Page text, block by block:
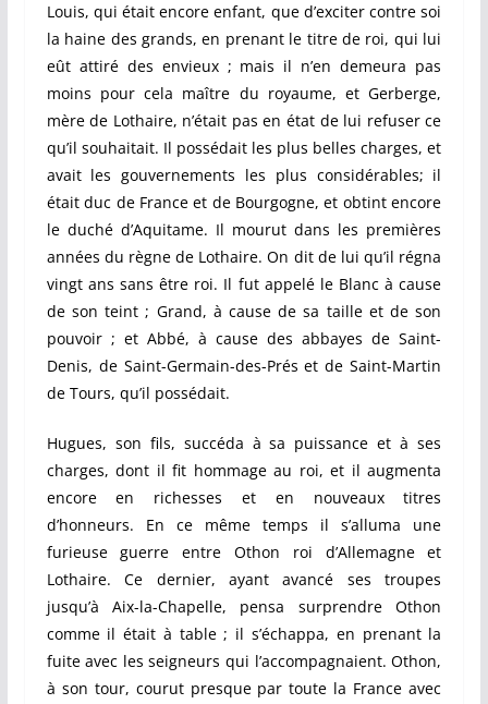
Louis, qui était encore enfant, que d’exciter contre soi
la haine des grands, en prenant le titre de roi, qui lui
eût attiré des envieux ; mais il n’en demeura pas
moins pour cela maître du royaume, et Gerberge,
mère de Lothaire, n’était pas en état de lui refuser ce
qu’il souhaitait. Il possédait les plus belles charges, et
avait les gouvernements les plus considérables; il
était duc de France et de Bourgogne, et obtint encore
le duché d’Aquitame. Il mourut dans les premières
années du règne de Lothaire. On dit de lui qu’il régna
vingt ans sans être roi. Il fut appelé le Blanc à cause
de son teint ; Grand, à cause de sa taille et de son
pouvoir ; et Abbé, à cause des abbayes de Saint-
Denis, de Saint-Germain-des-Prés et de Saint-Martin
de Tours, qu’il possédait.
Hugues, son fils, succéda à sa puissance et à ses
charges, dont il fit hommage au roi, et il augmenta
encore en richesses et en nouveaux titres
d’honneurs. En ce même temps il s’alluma une
furieuse guerre entre Othon roi d’Allemagne et
Lothaire. Ce dernier, ayant avancé ses troupes
jusqu’à Aix-la-Chapelle, pensa surprendre Othon
comme il était à table ; il s’échappa, en prenant la
fuite avec les seigneurs qui l’accompagnaient. Othon,
à son tour, courut presque par toute la France avec